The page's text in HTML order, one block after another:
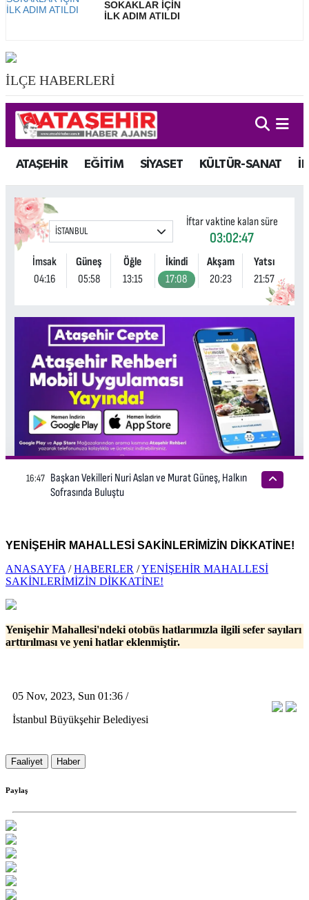
SOKAKLAR İÇİN
İLK ADIM ATILDI
İLÇE HABERLERİ
YENİŞEHİR MAHALLESİ SAKİNLERİMİZİN DİKKATİNE!
ANASAYFA /HABERLER /YENİŞEHİR MAHALLESİ
SAKİNLERİMİZİN DİKKATİNE!
Yenişehir Mahallesi'ndeki otobüs hatlarımızla ilgili sefer sayıları
arttırılması ve yeni hatlar eklenmiştir.
05 Nov, 2023, Sun 01:36 /
İstanbul Büyükşehir Belediyesi
Faaliyet Haber
Paylaş